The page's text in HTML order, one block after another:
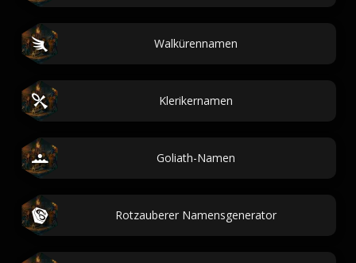
Walkürennamen
Klerikernamen
Goliath-Namen
Rotzauberer Namensgenerator